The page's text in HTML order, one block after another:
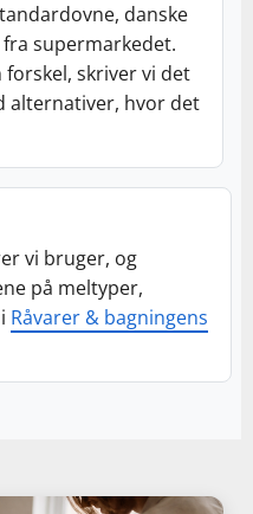
danske
supermarkedet.
skriver vi det
alternativer, hvor det
vi bruger, og
på meltyper,
Råvarer & bagningens